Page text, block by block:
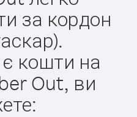
за кордон
кошти на
Out, ви